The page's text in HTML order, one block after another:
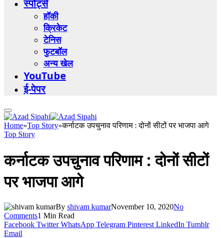
स्पोर्ट्स
हॉकी
क्रिकेट
टेनिस
फुटबॉल
अन्य खेल
YouTube
ई-पेपर
Home»Top Story»कर्नाटक उपचुनाव परिणाम : दोनों सीटों पर भाजपा आगे
Top Story
कर्नाटक उपचुनाव परिणाम : दोनों सीटों
पर भाजपा आगे
By shivam kumarNovember 10, 2020No
Comments1 Min Read
Facebook Twitter WhatsApp Telegram Pinterest LinkedIn Tumblr
Email